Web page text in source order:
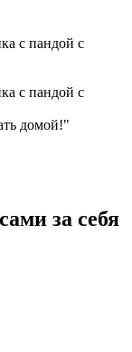
домой!"
за себя